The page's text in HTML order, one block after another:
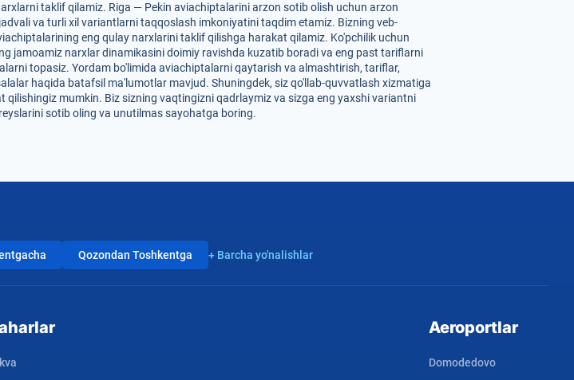
taklif qilamiz. Riga — Pekin aviachiptalarini arzon sotib olish uchun arzon
va turli xil variantlarni taqqoslash imkoniyatini taqdim etamiz. Bizning veb-
eng qulay narxlarini taklif qilishga harakat qilamiz. Ko'pchilik uchun
jamoamiz narxlar dinamikasini doimiy ravishda kuzatib boradi va eng past tariflarni
topasiz. Yordam bo'limida aviachiptalarni qaytarish va almashtirish, tariflar,
haqida batafsil ma'lumotlar mavjud. Shuningdek, siz qo'llab-quvvatlash xizmatiga
mumkin. Biz sizning vaqtingizni qadrlaymiz va sizga eng yaxshi variantni
sotib oling va unutilmas sayohatga boring.
Qozondan Toshkentga + Barcha yo'nalishlar
Aeroportlar
Domodedovo